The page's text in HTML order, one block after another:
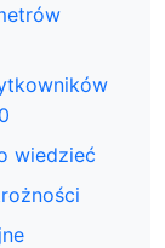
wiedzieć